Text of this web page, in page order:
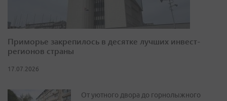
Приморье закрепилось в десятке лучших инвест-
регионов страны
17.07.2026
От уютного двора до горнолыжного